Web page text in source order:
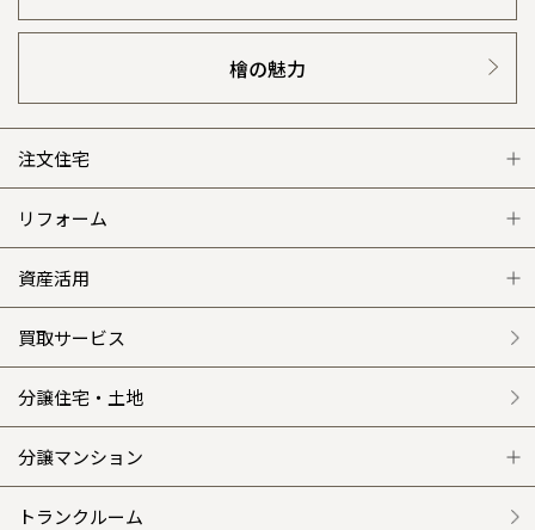
檜の魅力
注文住宅
注文住宅 トップ
グレートステージ
クレステージ
施工事例
平屋の家
外観・インテリア集
リフォーム
リフォーム トップ
リフォームメニュー
選ばれる理由
リフォームの流れ
介護保険利用で快適リフォーム
資産活用
資産活用 トップ
賃貸併用住宅のメリット
安心のサポートシステム
商品紹介
買取サービス
分譲住宅・土地
分譲マンション
分譲マンション トップ
トランクルーム